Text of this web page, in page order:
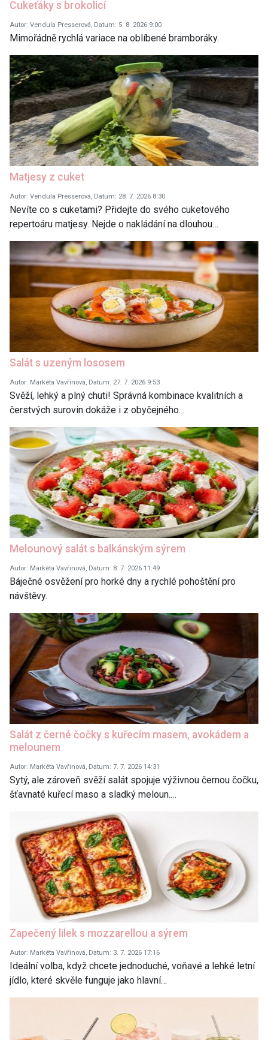
Cukeťáky s brokolicí
Autor: Vendula Presserová, Datum: 5. 8. 2026 9:00
Mimořádně rychlá variace na oblíbené bramboráky.
Matjesy z cuket
Autor: Vendula Presserová, Datum: 28. 7. 2026 8:30
Nevíte co s cuketami? Přidejte do svého cuketového
repertoáru matjesy. Nejde o nakládání na dlouhou…
Salát s uzeným lososem
Autor: Markéta Vavřinová, Datum: 27. 7. 2026 9:53
Svěží, lehký a plný chuti! Správná kombinace kvalitních a
čerstvých surovin dokáže i z obyčejného…
Melounový salát s balkánským sýrem
Autor: Markéta Vavřinová, Datum: 8. 7. 2026 11:49
Báječné osvěžení pro horké dny a rychlé pohoštění pro
návštěvy.
Salát z černé čočky s kuřecím masem, avokádem a
melounem
Autor: Markéta Vavřinová, Datum: 7. 7. 2026 14:31
Sytý, ale zároveň svěží salát spojuje výživnou černou čočku,
šťavnaté kuřecí maso a sladký meloun.…
Zapečený lilek s mozzarellou a sýrem
Autor: Markéta Vavřinová, Datum: 3. 7. 2026 17:16
Ideální volba, když chcete jednoduché, voňavé a lehké letní
jídlo, které skvěle funguje jako hlavní…